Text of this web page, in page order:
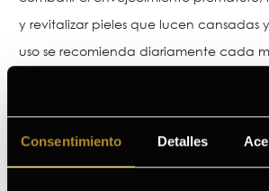
Consentimiento Detalles
y revitalizar pieles que lucen cansadas
uso se recomienda diariamente cada
Este sérum aporta a la piel una